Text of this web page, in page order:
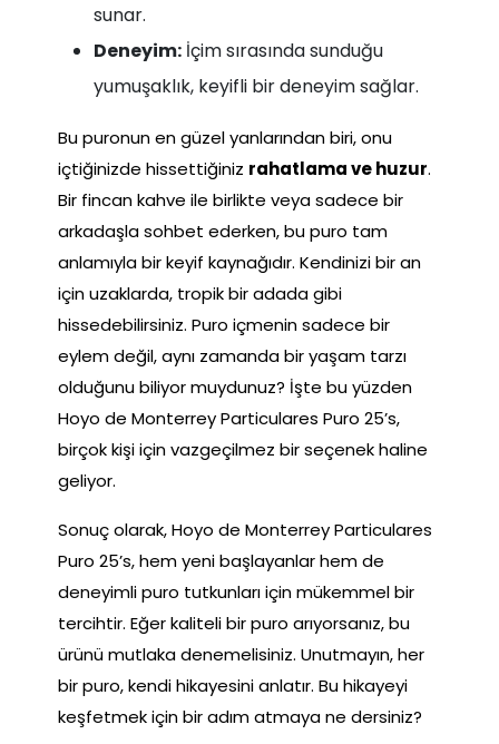
sunar.
Deneyim: İçim sırasında sunduğu
yumuşaklık, keyifli bir deneyim sağlar.
Bu puronun en güzel yanlarından biri, onu
içtiğinizde hissettiğiniz rahatlama ve huzur.
Bir fincan kahve ile birlikte veya sadece bir
arkadaşla sohbet ederken, bu puro tam
anlamıyla bir keyif kaynağıdır. Kendinizi bir an
için uzaklarda, tropik bir adada gibi
hissedebilirsiniz. Puro içmenin sadece bir
eylem değil, aynı zamanda bir yaşam tarzı
olduğunu biliyor muydunuz? İşte bu yüzden
Hoyo de Monterrey Particulares Puro 25’s,
birçok kişi için vazgeçilmez bir seçenek haline
geliyor.
Sonuç olarak, Hoyo de Monterrey Particulares
Puro 25’s, hem yeni başlayanlar hem de
deneyimli puro tutkunları için mükemmel bir
tercihtir. Eğer kaliteli bir puro arıyorsanız, bu
ürünü mutlaka denemelisiniz. Unutmayın, her
bir puro, kendi hikayesini anlatır. Bu hikayeyi
keşfetmek için bir adım atmaya ne dersiniz?